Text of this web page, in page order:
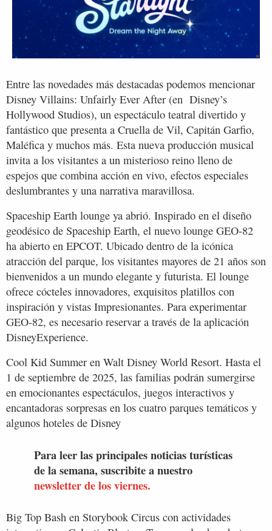
Entre las novedades más destacadas podemos mencionar
Disney Villains: Unfairly Ever After (en Disney’s
Hollywood Studios), un espectáculo teatral divertido y
fantástico que presenta a Cruella de Vil, Capitán Garfio,
Maléfica y muchos más. Esta nueva producción musical
invita a los visitantes a un misterioso reino lleno de
espejos que combina acción en vivo, efectos especiales
deslumbrantes y una narrativa maravillosa.
Spaceship Earth lounge ya abrió. Inspirado en el diseño
geodésico de Spaceship Earth, el nuevo lounge GEO-82
ha abierto en EPCOT. Ubicado dentro de la icónica
atracción del parque, los visitantes mayores de 21 años son
bienvenidos a un mundo elegante y futurista. El lounge
ofrece cócteles innovadores, exquisitos platillos con
inspiración y vistas Impresionantes. Para experimentar
GEO-82, es necesario reservar a través de la aplicación
DisneyExperience.
Cool Kid Summer en Walt Disney World Resort. Hasta el
1 de septiembre de 2025, las familias podrán sumergirse
en emocionantes espectáculos, juegos interactivos y
encantadoras sorpresas en los cuatro parques temáticos y
algunos hoteles de Disney
Para leer las principales noticias turísticas
de la semana, suscribite a nuestro
newsletter de los viernes.
Big Top Bash en Storybook Circus con actividades